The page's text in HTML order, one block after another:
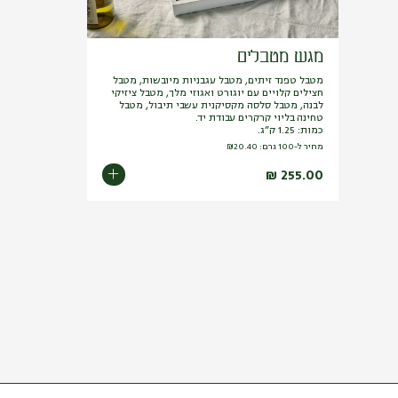
מגש מטבלים
מטבל טפנד זיתים, מטבל עגבניות מיובשות, מטבל
חצילים קלויים עם יוגורט ואגוזי מלך, מטבל ציזיקי
לבנה, מטבל סלסה מקסיקנית עשבי תיבול, מטבל
טחינה בליוי קרקרים עבודת יד.
כמות: 1.25 ק”ג.
מחיר ל-100 גרם: ₪20.40
₪ 255.00